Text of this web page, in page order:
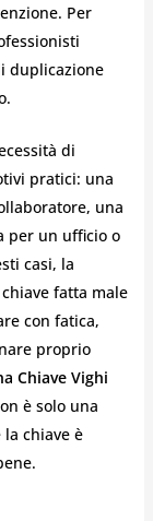
Per
duplicazione
di
pratici: una
una
per un ufficio o
casi, la
fatta male
con fatica,
proprio
Chiave Vighi
è solo una
la chiave è